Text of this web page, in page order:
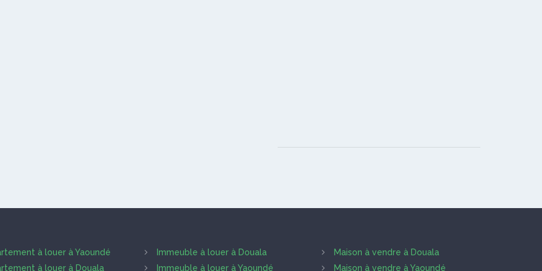
à louer à Yaoundé
à louer à Douala
Immeuble à louer à Douala
Immeuble à louer à Yaoundé
Maison à vendre à Douala
Maison à vendre à Yaoundé